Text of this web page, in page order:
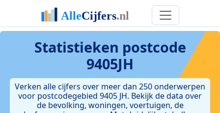
Statistieken postcode
9405JH
Verken alle cijfers over meer dan 250 onderwerpen
voor postcodegebied 9405 JH. Bekijk de data over
de bevolking, woningen, voertuigen, de